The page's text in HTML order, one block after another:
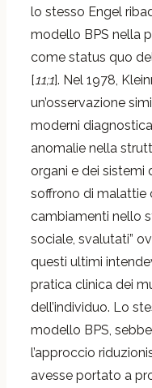
lo stesso Engel
modello BPS nella
come status quo
[11;1]. Nel 1978,
un’osservazione
moderni
anomalie nella
organi e dei sistemi
soffrono di malattie
cambiamenti nello
sociale, svalutati”
questi ultimi
pratica clinica dei
dell’individuo. Lo
modello BPS,
l’approccio
avesse portato a